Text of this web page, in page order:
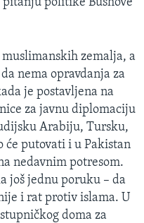
zemalja, a
nema opravdanja za
je postavljena na
za javnu diplomaciju
Arabiju, Tursku,
putovati i u Pakistan
nedavnim potresom.
još jednu poruku – da
i rat protiv islama. U
doma za